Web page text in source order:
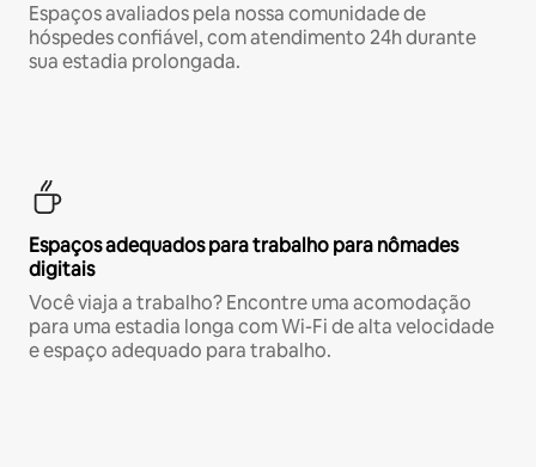
Espaços avaliados pela nossa comunidade de
hóspedes confiável, com atendimento 24h durante
sua estadia prolongada.
Espaços adequados para trabalho para nômades
digitais
Você viaja a trabalho? Encontre uma acomodação
para uma estadia longa com Wi-Fi de alta velocidade
e espaço adequado para trabalho.